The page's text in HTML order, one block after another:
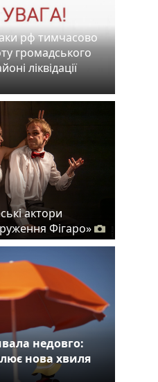
рф тимчасово
громадського
ліквідації
актори
Фігаро»
недовго:
нова хвиля